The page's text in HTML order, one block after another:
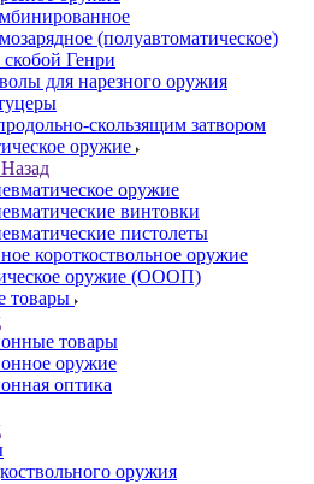
(полуавтоматическое)
Генри
для нарезного оружия
скользящим затвором
оружие
Назад
оружие
винтовки
пистолеты
короткоствольное оружие
оружие (ОООП)
товары
товары
оружие
оптика
оружия